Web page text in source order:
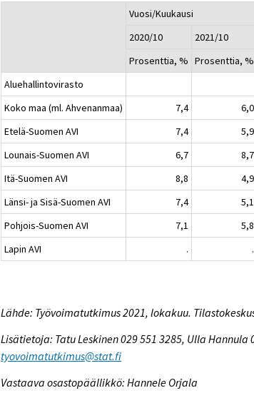
Vuosi/Kuukausi
2020/10
2021/10
Prosenttia, % Prosenttia, %
Aluehallintovirasto
Koko maa (ml. Ahvenanmaa)
7,4 6,0
Etelä-Suomen AVI
7,4 5,9
Lounais-Suomen AVI
6,7 8,7
Itä-Suomen AVI
8,8 4,9
Länsi- ja Sisä-Suomen AVI
7,4 5,1
Pohjois-Suomen AVI
7,1 5,8
Lapin AVI
. .
Lähde: Työvoimatutkimus 2021, lokakuu.
Lisätietoja: Tatu Leskinen 029 551 3285, Ulla Hannula
tyovoimatutkimus@stat.fi
Vastaava osastopäällikkö: Hannele Orjala